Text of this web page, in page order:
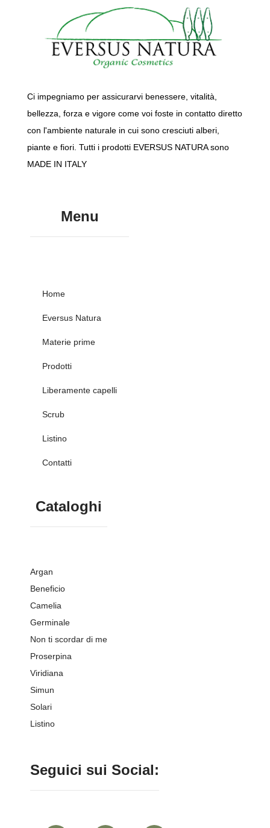
Ci impegniamo per assicurarvi benessere, vitalità,
bellezza, forza e vigore come voi foste in contatto diretto
con l'ambiente naturale in cui sono cresciuti alberi,
piante e fiori. Tutti i prodotti EVERSUS NATURA sono
MADE IN ITALY
Menu
Home
Eversus Natura
Materie prime
Prodotti
Liberamente capelli
Scrub
Listino
Contatti
Cataloghi
Argan
Beneficio
Camelia
Germinale
Non ti scordar di me
Proserpina
Viridiana
Simun
Solari
Listino
Seguici sui Social: